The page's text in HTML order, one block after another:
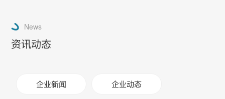
News
资讯动态
企业新闻 企业动态